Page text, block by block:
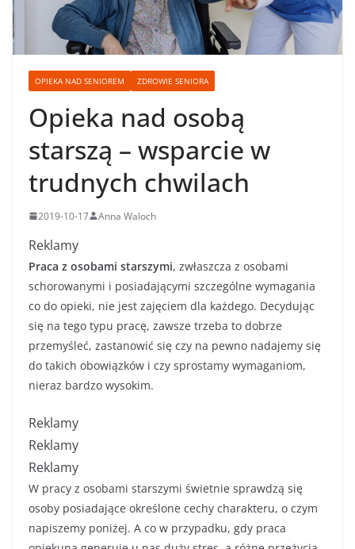
OPIEKA NAD SENIOREM ZDROWIE SENIORA
Opieka nad osobą
starszą – wsparcie w
trudnych chwilach
2019-10-17 Anna Waloch
Reklamy
Praca z osobami starszymi, zwłaszcza z osobami
schorowanymi i posiadającymi szczególne wymagania
co do opieki, nie jest zajęciem dla każdego. Decydując
się na tego typu pracę, zawsze trzeba to dobrze
przemyśleć, zastanowić się czy na pewno nadajemy się
do takich obowiązków i czy sprostamy wymaganiom,
nieraz bardzo wysokim.
Reklamy
Reklamy
Reklamy
W pracy z osobami starszymi świetnie sprawdzą się
osoby posiadające określone cechy charakteru, o czym
napiszemy poniżej. A co w przypadku, gdy praca